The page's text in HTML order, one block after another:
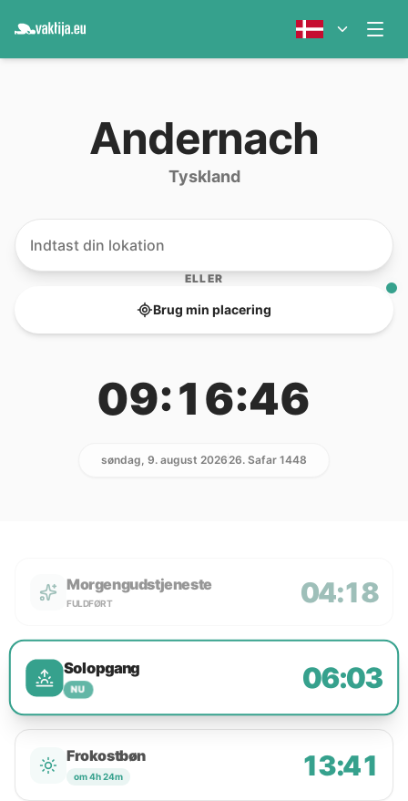
Andernach
Tyskland
ELLER
Brug min placering
09:16:46
søndag, 9. august 202626. Safar 1448
Morgengudstjeneste
FULDFØRT 04:18
Solopgang
NU 06:03
Frokostbøn
om 4h 24m 13:41